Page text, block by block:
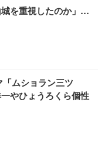
城を重視したのか」…
ムショラン三ツ
やひょうろくら個性